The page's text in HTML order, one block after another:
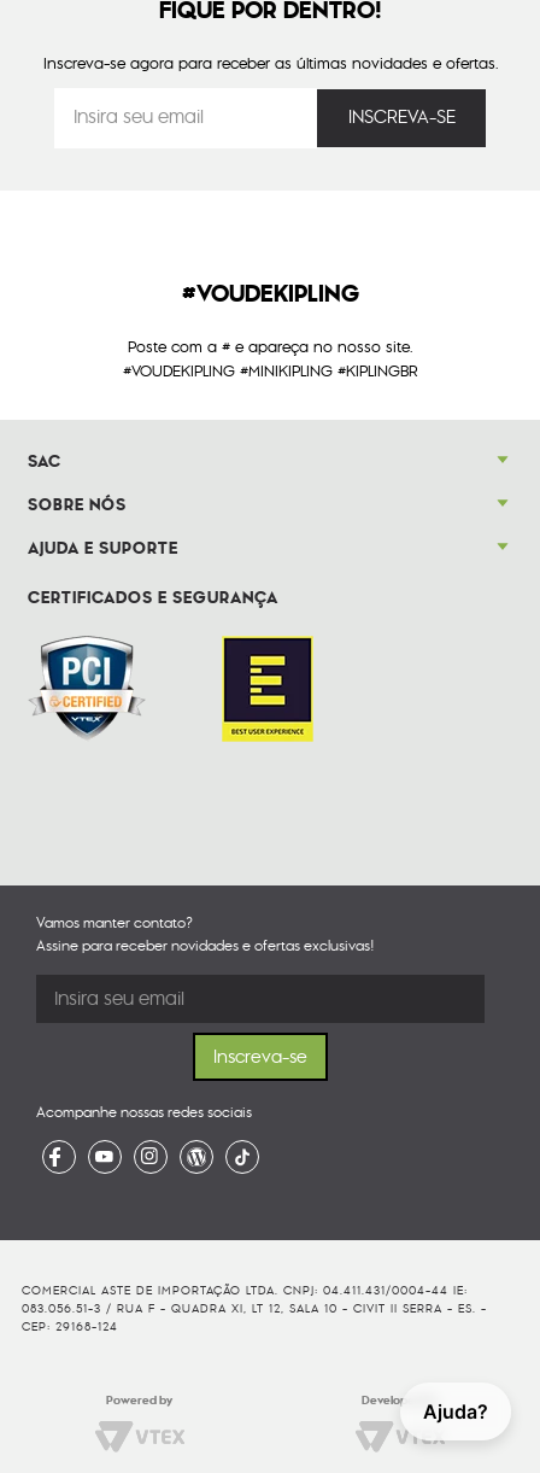
Ajuda?
FIQUE POR DENTRO!
Inscreva-se agora para receber as últimas novidades e ofertas.
#VOUDEKIPLING
Poste com a # e apareça no nosso site.
#VOUDEKIPLING #MINIKIPLING #KIPLINGBR
SAC
SOBRE NÓS
AJUDA E SUPORTE
CERTIFICADOS E SEGURANÇA
Vamos manter contato?
Assine para receber novidades e ofertas exclusivas!
Acompanhe nossas redes sociais
COMERCIAL ASTE DE IMPORTAÇÃO LTDA. CNPJ: 04.411.431/0004-44 IE:
083.056.51-3 / RUA F - QUADRA XI, LT 12, SALA 10 - CIVIT II SERRA - ES. -
CEP: 29168-124
Powered by Developed By